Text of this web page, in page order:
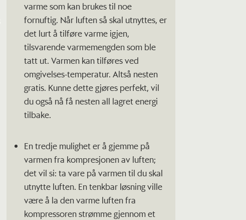
varme som kan brukes til noe
fornuftig. Når luften så skal utnyttes, er
det lurt å tilføre varme igjen,
tilsvarende varmemengden som ble
tatt ut. Varmen kan tilføres ved
omgivelses-temperatur. Altså nesten
gratis. Kunne dette gjøres perfekt, vil
du også nå få nesten all lagret energi
tilbake.
En tredje mulighet er å gjemme på
varmen fra kompresjonen av luften;
det vil si: ta vare på varmen til du skal
utnytte luften. En tenkbar løsning ville
være å la den varme luften fra
kompressoren strømme gjennom et